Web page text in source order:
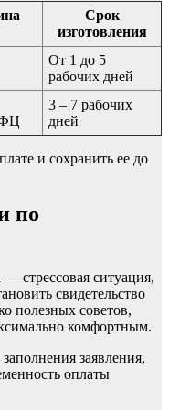
Срок
изготовления
От 1 до 5
рабочих дней
3 – 7 рабочих
дней
и сохранить ее до
по
стрессовая ситуация,
свидетельство
полезных советов,
комфортным.
заявления,
оплаты